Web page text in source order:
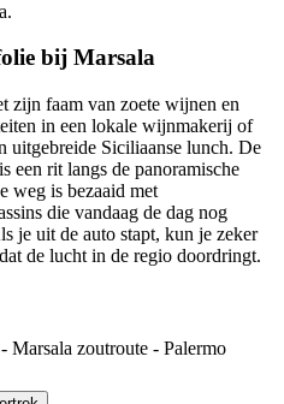
bij Marsala
zijn faam van zoete wijnen en
in een lokale wijnmakerij of
uitgebreide Siciliaanse lunch. De
een rit langs de panoramische
weg is bezaaid met
die vandaag de dag nog
je uit de auto stapt, kun je zeker
de lucht in de regio doordringt.
Marsala zoutroute - Palermo